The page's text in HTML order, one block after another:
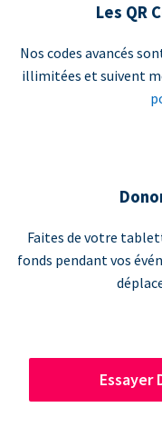
Les QR
Nos codes avancés
illimitées et suivent
Faites de votre
fonds pendant vos
Essayer